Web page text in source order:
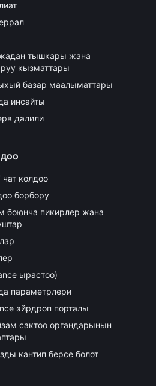
тышкары жана
кызматтары
базар маалыматтары
инсайты
далили
чат колдоо
борбору
боюнча пикирлер жана
ырастоо)
параметрлери
эйрдроп порталы
сактоо органдарынын
кантип берсе болот